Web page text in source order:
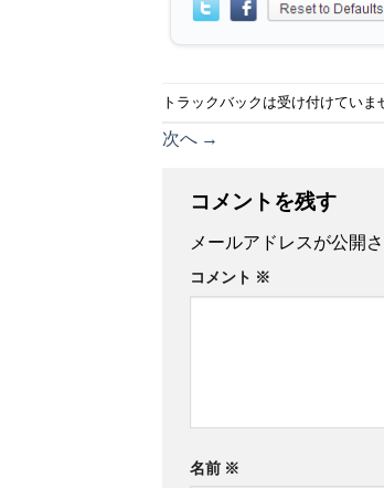
トラックバックは受け付けていま
次へ →
コメントを残す
メールアドレスが公開
コメント ※
名前 ※